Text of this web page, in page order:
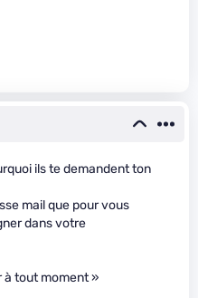
ils te demandent ton
mail que pour vous
dans votre
à tout moment »